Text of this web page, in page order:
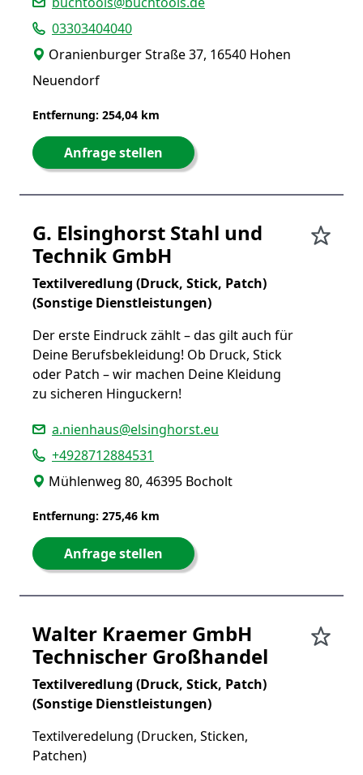
03303404040
Oranienburger Straße 37, 16540 Hohen
Neuendorf
Entfernung: 254,04 km
Anfrage stellen
G. Elsinghorst Stahl und
Technik GmbH
Textilveredlung (Druck, Stick, Patch)
(Sonstige Dienstleistungen)
Der erste Eindruck zählt – das gilt auch für
Deine Berufsbekleidung! Ob Druck, Stick
oder Patch – wir machen Deine Kleidung
zu sicheren Hinguckern!
a.nienhaus@elsinghorst.eu
+4928712884531
Mühlenweg 80, 46395 Bocholt
Entfernung: 275,46 km
Anfrage stellen
Walter Kraemer GmbH
Technischer Großhandel
Textilveredlung (Druck, Stick, Patch)
(Sonstige Dienstleistungen)
Textilveredelung (Drucken, Sticken,
Patchen)